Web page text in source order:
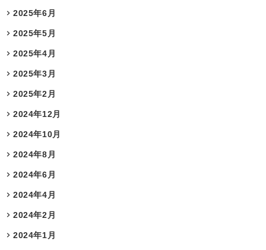
2025年6月
2025年5月
2025年4月
2025年3月
2025年2月
2024年12月
2024年10月
2024年8月
2024年6月
2024年4月
2024年2月
2024年1月